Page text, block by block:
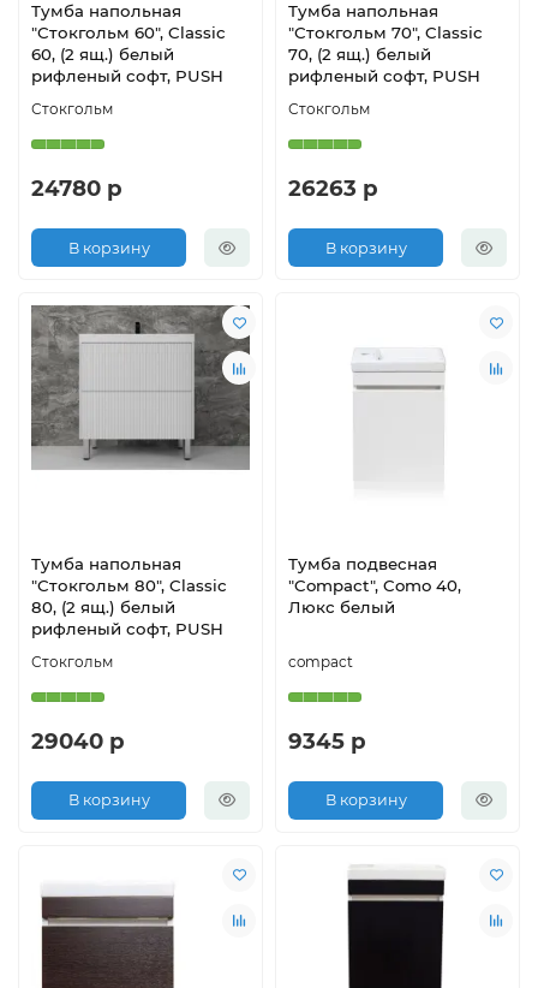
Тумба напольная
"Стокгольм 60", Classic
60, (2 ящ.) белый
рифленый софт, PUSH
Стокгольм
24780 р
В корзину
Тумба напольная
"Стокгольм 70", Classic
70, (2 ящ.) белый
рифленый софт, PUSH
Стокгольм
26263 р
В корзину
Тумба напольная
"Стокгольм 80", Classic
80, (2 ящ.) белый
рифленый софт, PUSH
Стокгольм
29040 р
В корзину
Тумба подвесная
"Compact", Como 40,
Люкс белый
compact
9345 р
В корзину